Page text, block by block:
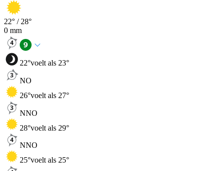
22° / 28°
0 mm
22°voelt als 23°
NO
26°voelt als 27°
NNO
28°voelt als 29°
NNO
25°voelt als 25°